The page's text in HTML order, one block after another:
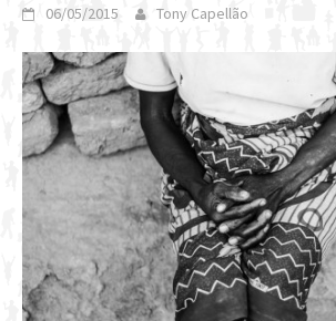
06/05/2015 Tony Capellão